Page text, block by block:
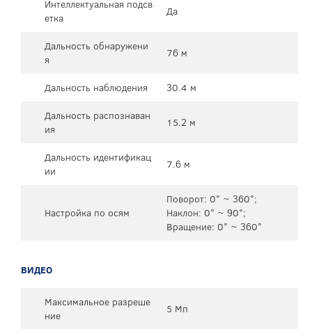
Интеллектуальная подсв
етка
Да
Дальность обнаружени
я
76 м
Дальность наблюдения
30.4 м
Дальность распознаван
ия
15.2 м
Дальность идентификац
ии
7.6 м
Настройка по осям
Поворот: 0° ~ 360°;
Наклон: 0° ~ 90°;
Вращение: 0° ~ 360°
ВИДЕО
Максимальное разреше
ние
5 Мп